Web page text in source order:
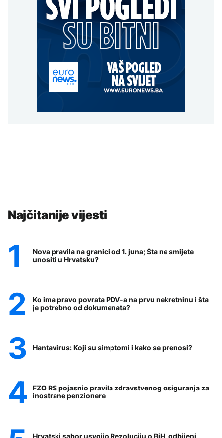
Najčitanije vijesti
Nova pravila na granici od 1. juna; Šta ne smijete
unositi u Hrvatsku?
Ko ima pravo povrata PDV-a na prvu nekretninu i šta
je potrebno od dokumenata?
Hantavirus: Koji su simptomi i kako se prenosi?
FZO RS pojasnio pravila zdravstvenog osiguranja za
inostrane penzionere
Hrvatski sabor usvojio Rezoluciju o BiH, odbijeni